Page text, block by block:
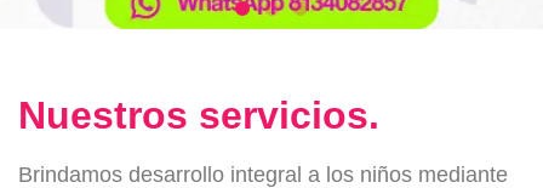
Nuestros servicios.
Brindamos desarrollo integral a los niños mediante